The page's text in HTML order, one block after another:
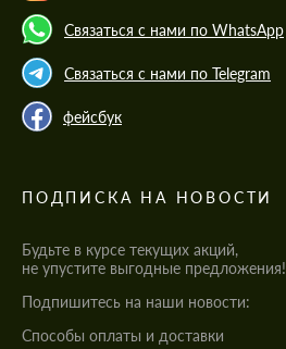
Связаться с нами по WhatsApp
Связаться с нами по Telegram
фейсбук
ПОДПИСКА НА НОВОСТИ
Будьте в курсе текущих акций,
не упустите выгодные предложения!
Подпишитесь на наши новости:
Cпособы оплаты и доставки